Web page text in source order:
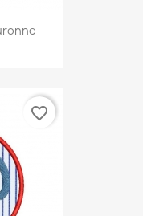
favorite_border